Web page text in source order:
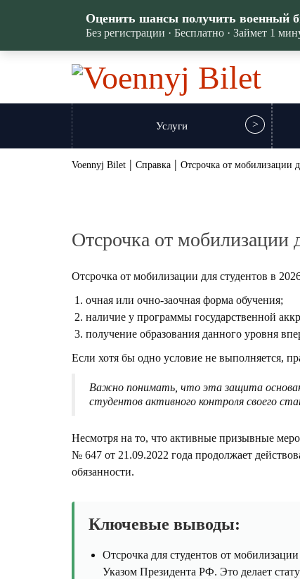
Услуги
Voennyj Bilet | Справка | Отсрочка от мобилизации
Отсрочка от мобилизации
Отсрочка от мобилизации для студентов в
очная или очно-заочная форма обучения;
наличие у программы государственной
получение образования данного уровня
Если хотя бы одно условие не выполняется,
Важно понимать, что эта защита
студентов активного контроля своего
Несмотря на то, что активные призывные
№ 647 от 21.09.2022 года продолжает
обязанности.
Ключевые выводы:
Отсрочка для студентов от
Указом Президента РФ. Это делает
Оценить шансы получить военный
Без регистрации · Бесплатно · Займет 1